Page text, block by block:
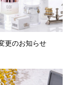
更のお知らせ